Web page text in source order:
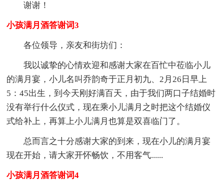
谢谢！
小孩满月酒答谢词3
各位领导，亲友和街坊们：
我以诚挚的心情欢迎和感谢大家在百忙中莅临小儿
的满月宴，小儿名叫乔韵奇于正月初九、2月26日早上
5：45出生，到今天刚好满百天，由于我们两口子结婚时
没有举行什么仪式，现在乘小儿满月之时把这个结婚仪
式给补上，再算上小儿满月也算是双喜临门了。
总而言之十分感谢大家的到来，现在小儿的满月宴
现在开始，请大家开怀畅饮，不用客气......
小孩满月酒答谢词4